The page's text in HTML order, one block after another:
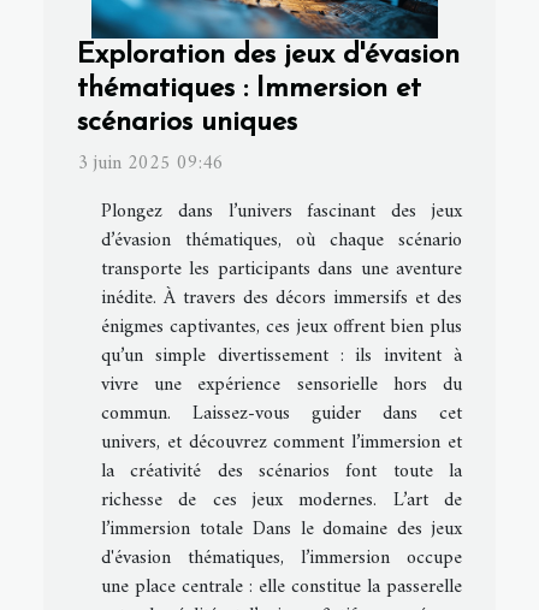
Exploration des jeux d'évasion
thématiques : Immersion et
scénarios uniques
3 juin 2025 09:46
Plongez dans l’univers fascinant des jeux
d’évasion thématiques, où chaque scénario
transporte les participants dans une aventure
inédite. À travers des décors immersifs et des
énigmes captivantes, ces jeux offrent bien plus
qu’un simple divertissement : ils invitent à
vivre une expérience sensorielle hors du
commun. Laissez-vous guider dans cet
univers, et découvrez comment l’immersion et
la créativité des scénarios font toute la
richesse de ces jeux modernes. L’art de
l’immersion totale Dans le domaine des jeux
d'évasion thématiques, l’immersion occupe
une place centrale : elle constitue la passerelle